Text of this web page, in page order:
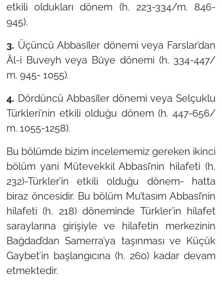
etkili oldukları dönem (h. 223-334/m. 846-
945).
3. Üçüncü Abbasîler dönemi veya Farslar’dan
Âl-i Buveyh veya Bûye dönemi (h. 334-447/
m. 945- 1055).
4. Dördüncü Abbasîler dönemi veya Selçuklu
Türkleri’nin etkili olduğu dönem (h. 447-656/
m. 1055-1258).
Bu bölümde bizim incelememiz gereken ikinci
bölüm yani Mütevekkil Abbasî’nin hilafeti (h.
232)-Türkler’in etkili olduğu dönem- hatta
biraz öncesidir. Bu bölüm Mu’tasım Abbasî’nin
hilafeti (h. 218) döneminde Türkler’in hilafet
saraylarına girişiyle ve hilafetin merkezinin
Bağdad’dan Samerra’ya taşınması ve Küçük
Gaybet’in başlangıcına (h. 260) kadar devam
etmektedir.